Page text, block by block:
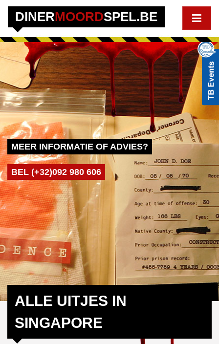
DINERMOORDSPEL.BE
MEER INFORMATIE OF ADVIES?
BEL (+32)092 980 606
ALLE UITJES IN
SINGAPORE